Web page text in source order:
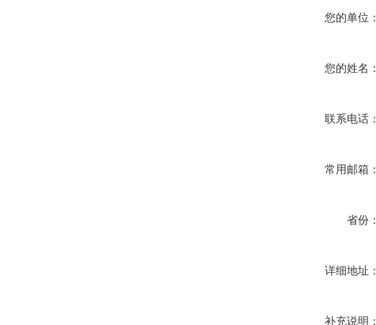
您的单位：
您的姓名：
联系电话：
常用邮箱：
省份：
详细地址：
补充说明：